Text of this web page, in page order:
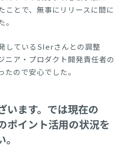
ことで、無事にリリースに間に
しているSIerさんとの調整
ニア・プロダクト開発責任者の
ので安心でした。
います。では現在の
ポイント活用の状況を